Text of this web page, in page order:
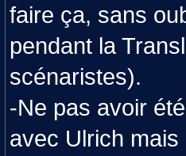
faire ça, sans
pendant la
scénaristes).
-Ne pas avoir
avec Ulrich mais